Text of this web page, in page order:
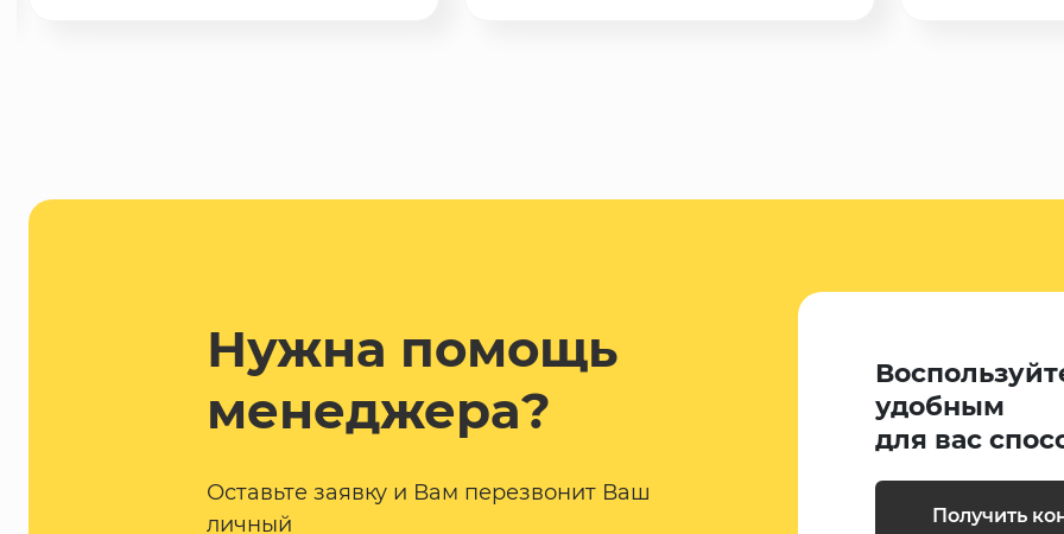
Нужна помощь
менеджера?
Оставьте заявку и Вам перезвонит Ваш
личный
удобным
для вас
Получить